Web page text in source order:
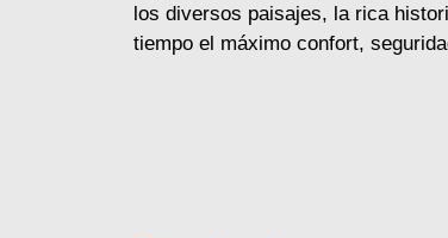
los diversos paisajes, la rica
tiempo el máximo confort,